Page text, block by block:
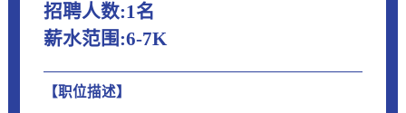
招聘人数:1名
薪水范围:6-7K
【职位描述】